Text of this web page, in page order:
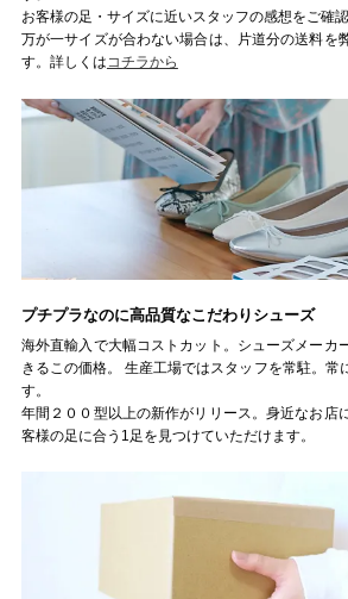
24.0cm 24.5cm
25.0cm 25.5cm
26.5cm
¥499以下 ¥500～
¥1,000～¥1,999以下 ¥2,000～
¥3,000～¥3,999以下 ¥4,000以上
お客様の足・サイズに近いスタッフの感想をご確認
万が一サイズが合わない場合は、片道分の送料を
す。詳しくはコチラから
プチプラなのに高品質なこだわりシューズ
海外直輸入で大幅コストカット。シューズメーカ
きるこの価格。 生産工場ではスタッフを常駐。常
す。
年間２００型以上の新作がリリース。身近なお店
客様の足に合う1足を見つけていただけます。